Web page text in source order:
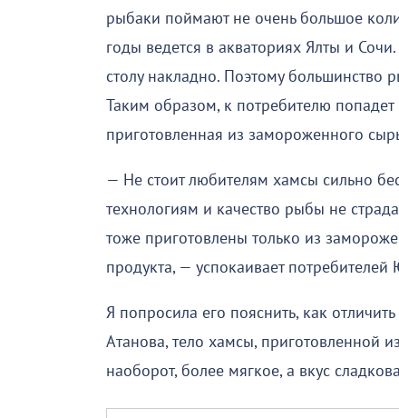
рыбаки поймают не очень большое
годы ведется в акваториях Ялты и
столу накладно. Поэтому
Таким образом, к потребителю
приготовленная из замороженного
— Не стоит любителям хамсы сильно
технологиям и качество рыбы не
тоже приготовлены только из
продукта, — успокаивает
Я попросила его пояснить, как
Атанова, тело хамсы, приготовленной
наоборот, более мягкое, а вкус